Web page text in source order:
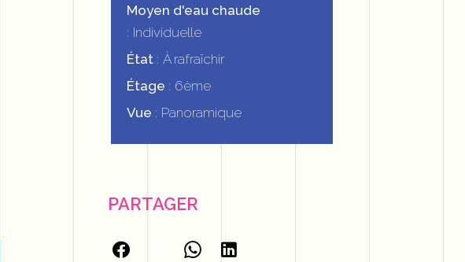
Moyen d'eau chaude
Individuelle
État À rafraîchir
Étage
6ème
Vue
Panoramique
PARTAGER